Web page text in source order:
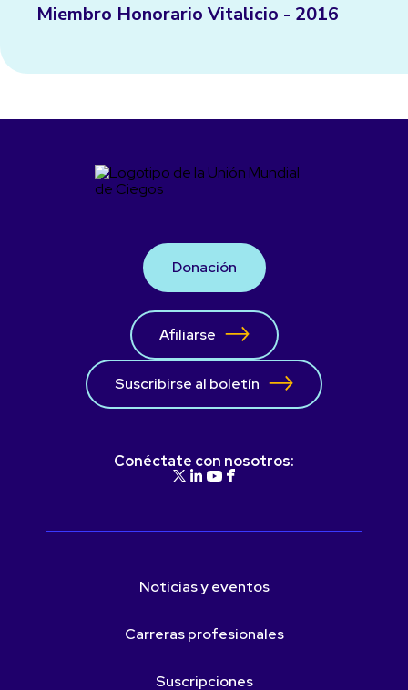
Miembro Honorario Vitalicio - 2016
Donación
Afiliarse
Suscribirse al boletín
Conéctate con nosotros:
Noticias y eventos
Carreras profesionales
Suscripciones